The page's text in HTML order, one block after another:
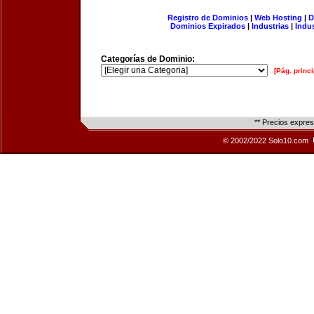
Registro de Dominios| Web Hosting |
Dominios Expirados | Industrias |
Categorías de Dominio:
[Pág.
** Precios
© 2002/2022 Solo10.com